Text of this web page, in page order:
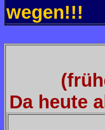
wegen!!!
Da heute